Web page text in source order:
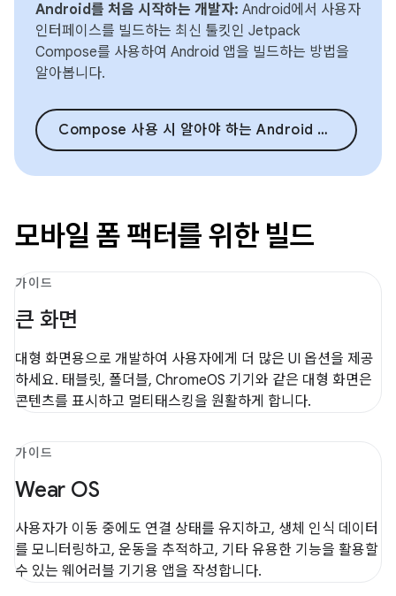
Android를 처음 시작하는 개발자: Android에서 사용자
인터페이스를 빌드하는 최신 툴킷인 Jetpack
Compose를 사용하여 Android 앱을 빌드하는 방법을
알아봅니다.
Compose 사용 시 알아야 하는 Android 기본사항
모바일 폼 팩터를 위한 빌드
가이드
큰 화면
대형 화면용으로 개발하여 사용자에게 더 많은 UI 옵션을 제공
하세요. 태블릿, 폴더블, ChromeOS 기기와 같은 대형 화면은
콘텐츠를 표시하고 멀티태스킹을 원활하게 합니다.
가이드
Wear OS
사용자가 이동 중에도 연결 상태를 유지하고, 생체 인식 데이터
를 모니터링하고, 운동을 추적하고, 기타 유용한 기능을 활용할
수 있는 웨어러블 기기용 앱을 작성합니다.